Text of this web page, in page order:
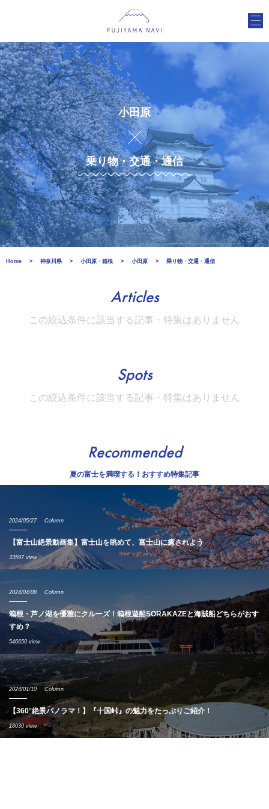
小田原
乗り物・交通・通信
Home 神奈川県 小田原・箱根 小田原 乗り物・交通・通信
Articles
この絞込条件に該当する記事・特集はありません
Spots
この絞込条件に該当する記事・特集はありません
Recommended
夏の富士を満喫する！おすすめ特集記事
2024/05/27 Column
【富士山絶景動画集】富士山を眺めて、富士山に癒されよう
33597 view
2024/04/08 Column
箱根・芦ノ湖を優雅にクルーズ！箱根遊船SORAKAZEと海賊船どちらがおす
すめ？
546650 view
2024/01/10 Column
【360°絶景パノラマ！】『十国峠』の魅力をたっぷりご紹介！
18030 view